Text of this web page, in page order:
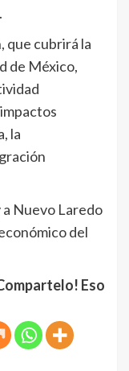
que cubrirá la
de México,
la
a Nuevo Laredo
del
Eso